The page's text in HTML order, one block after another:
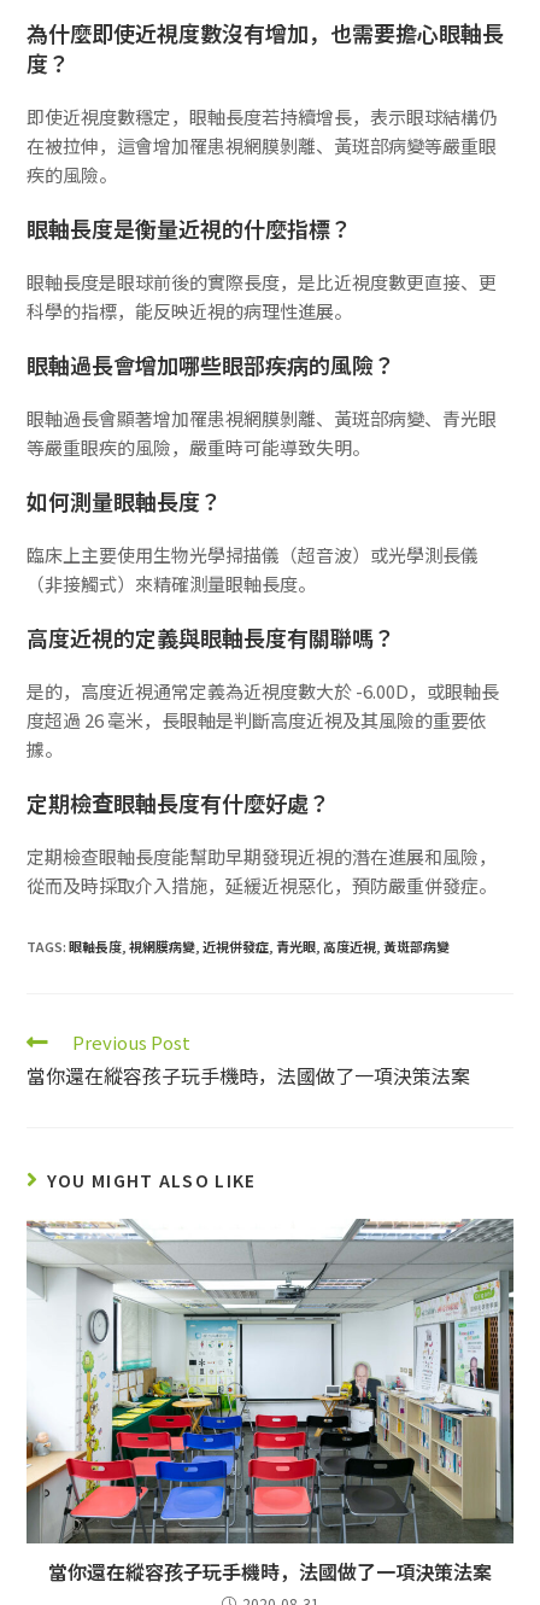
為什麼即使近視度數沒有增加，也需要擔心眼軸長
度？
即使近視度數穩定，眼軸長度若持續增長，表示眼球結構仍
在被拉伸，這會增加罹患視網膜剝離、黃斑部病變等嚴重眼
疾的風險。
眼軸長度是衡量近視的什麼指標？
眼軸長度是眼球前後的實際長度，是比近視度數更直接、更
科學的指標，能反映近視的病理性進展。
眼軸過長會增加哪些眼部疾病的風險？
眼軸過長會顯著增加罹患視網膜剝離、黃斑部病變、青光眼
等嚴重眼疾的風險，嚴重時可能導致失明。
如何測量眼軸長度？
臨床上主要使用生物光學掃描儀（超音波）或光學測長儀
（非接觸式）來精確測量眼軸長度。
高度近視的定義與眼軸長度有關聯嗎？
是的，高度近視通常定義為近視度數大於 -6.00D，或眼軸長
度超過 26 毫米，長眼軸是判斷高度近視及其風險的重要依
據。
定期檢查眼軸長度有什麼好處？
定期檢查眼軸長度能幫助早期發現近視的潛在進展和風險，
從而及時採取介入措施，延緩近視惡化，預防嚴重併發症。
TAGS:眼軸長度 視網膜病變 近視併發症 青光眼 高度近視 黃斑部病變
Previous Post
當你還在縱容孩子玩手機時，法國做了一項決策法案
YOU MIGHT ALSO LIKE
當你還在縱容孩子玩手機時，法國做了一項決策法案